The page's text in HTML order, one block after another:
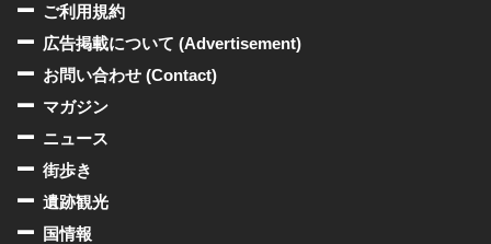
ご利用規約
広告掲載について (Advertisement)
お問い合わせ (Contact)
マガジン
ニュース
街歩き
遺跡観光
国情報